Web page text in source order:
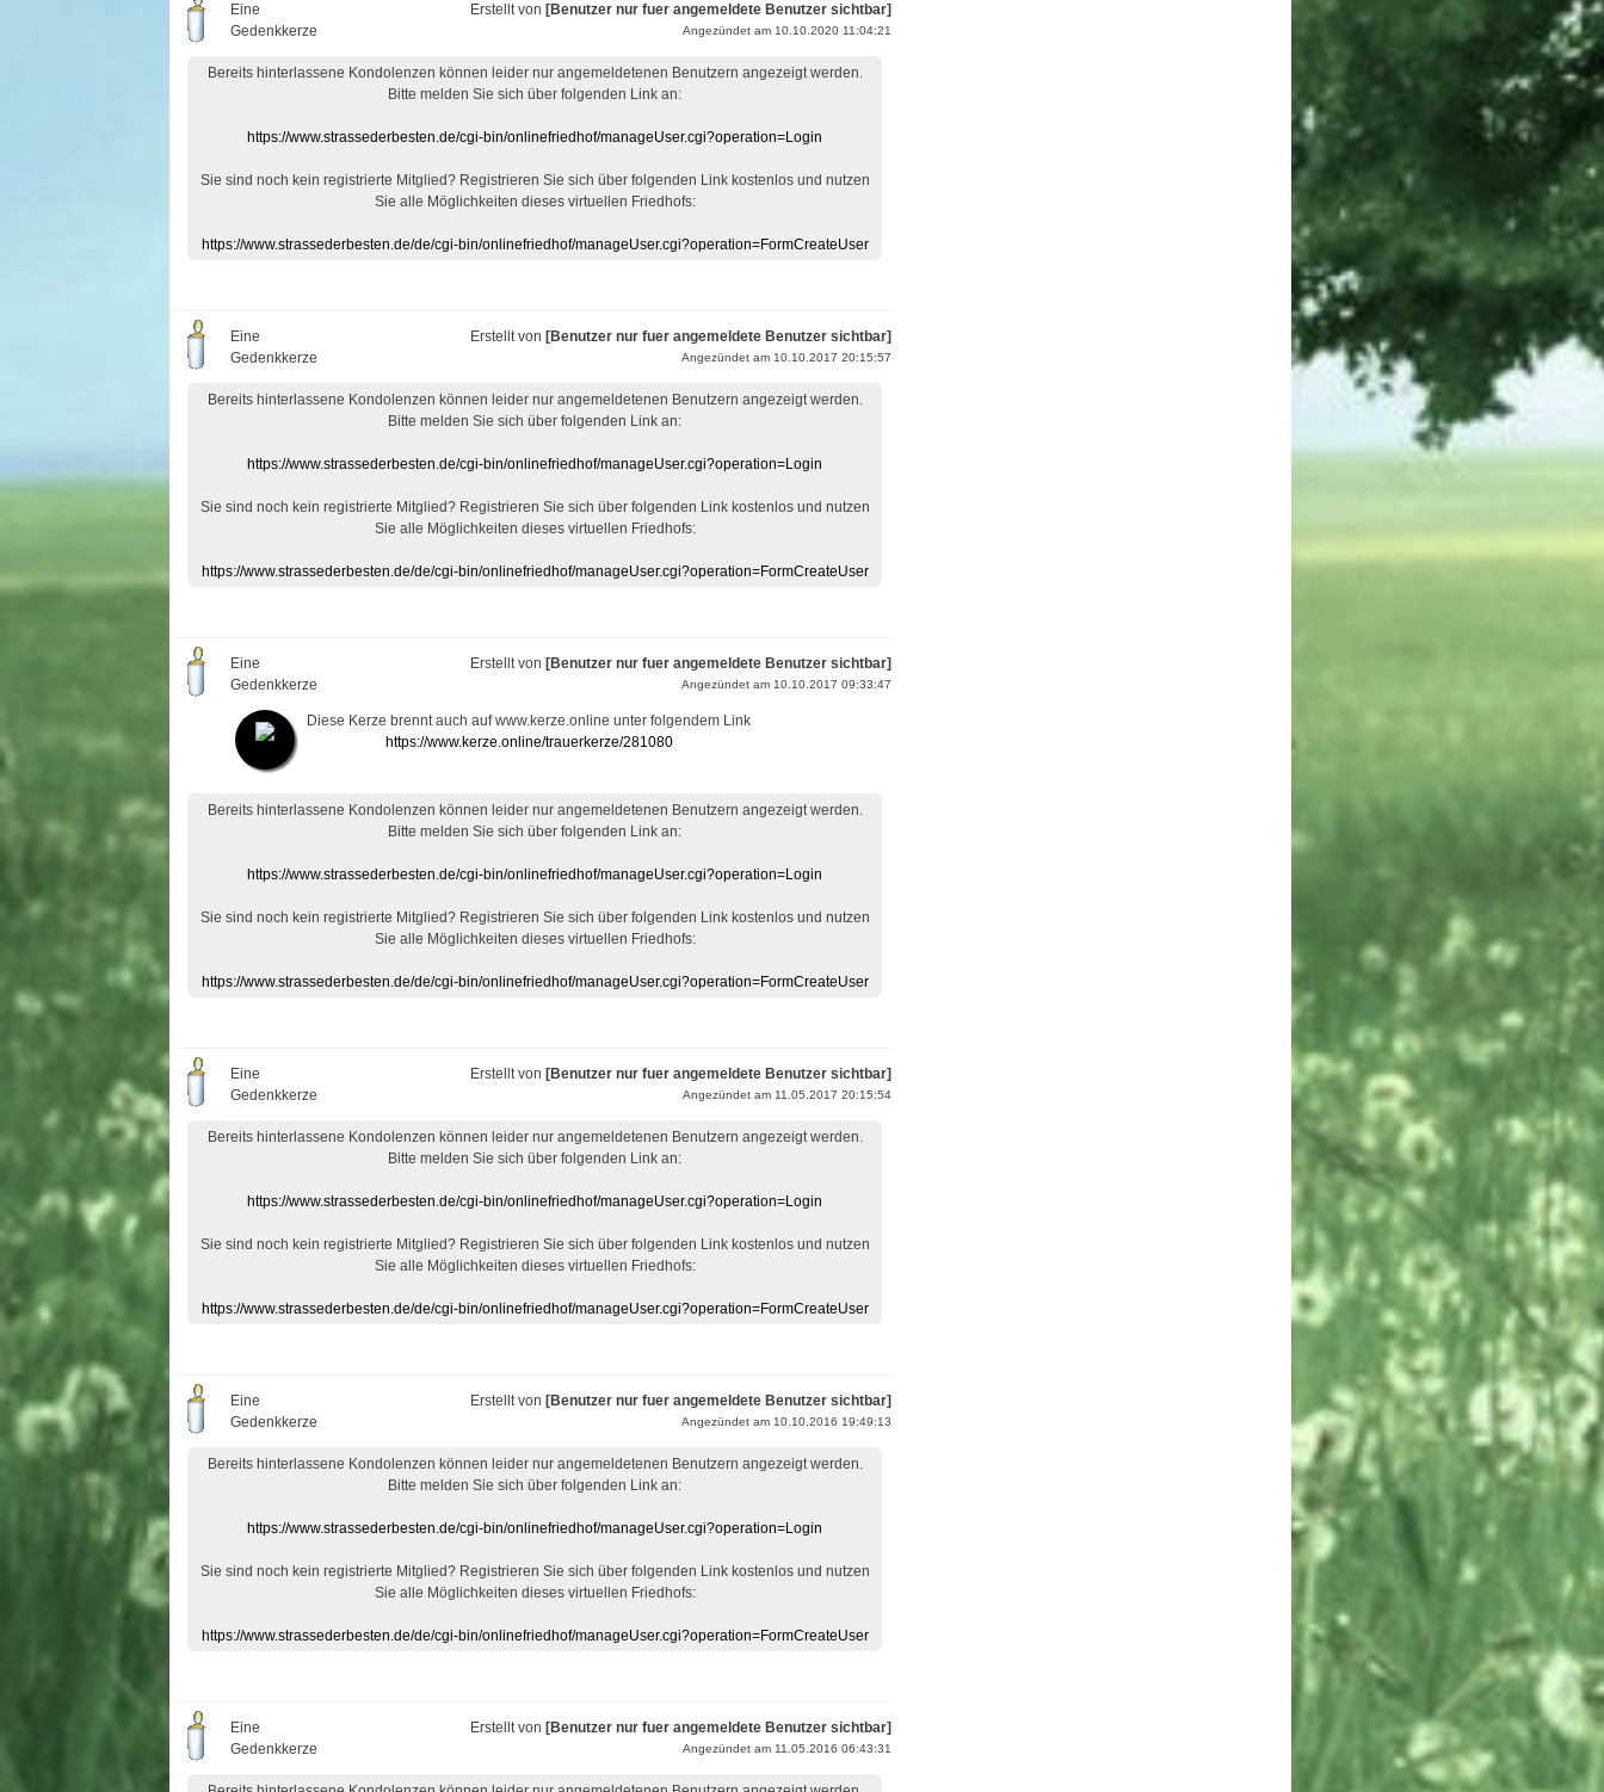
Eine
Gedenkkerze
Erstellt von [Benutzer nur fuer angemeldete Benutzer sichtbar]
Angezündet am 10.10.2020 11:04:21
Bereits hinterlassene Kondolenzen können leider nur angemeldetenen Benutzern angezeigt werden.
Bitte melden Sie sich über folgenden Link an:
https://www.strassederbesten.de/cgi-bin/onlinefriedhof/manageUser.cgi?operation=Login
Sie sind noch kein registrierte Mitglied? Registrieren Sie sich über folgenden Link kostenlos und nutzen
Sie alle Möglichkeiten dieses virtuellen Friedhofs:
https://www.strassederbesten.de/de/cgi-bin/onlinefriedhof/manageUser.cgi?operation=FormCreateUser
Eine
Gedenkkerze
Erstellt von [Benutzer nur fuer angemeldete Benutzer sichtbar]
Angezündet am 10.10.2017 20:15:57
Bereits hinterlassene Kondolenzen können leider nur angemeldetenen Benutzern angezeigt werden.
Bitte melden Sie sich über folgenden Link an:
https://www.strassederbesten.de/cgi-bin/onlinefriedhof/manageUser.cgi?operation=Login
Sie sind noch kein registrierte Mitglied? Registrieren Sie sich über folgenden Link kostenlos und nutzen
Sie alle Möglichkeiten dieses virtuellen Friedhofs:
https://www.strassederbesten.de/de/cgi-bin/onlinefriedhof/manageUser.cgi?operation=FormCreateUser
Eine
Gedenkkerze
Erstellt von [Benutzer nur fuer angemeldete Benutzer sichtbar]
Angezündet am 10.10.2017 09:33:47
Diese Kerze brennt auch auf www.kerze.online unter folgendem Link
https://www.kerze.online/trauerkerze/281080
Bereits hinterlassene Kondolenzen können leider nur angemeldetenen Benutzern angezeigt werden.
Bitte melden Sie sich über folgenden Link an:
https://www.strassederbesten.de/cgi-bin/onlinefriedhof/manageUser.cgi?operation=Login
Sie sind noch kein registrierte Mitglied? Registrieren Sie sich über folgenden Link kostenlos und nutzen
Sie alle Möglichkeiten dieses virtuellen Friedhofs:
https://www.strassederbesten.de/de/cgi-bin/onlinefriedhof/manageUser.cgi?operation=FormCreateUser
Eine
Gedenkkerze
Erstellt von [Benutzer nur fuer angemeldete Benutzer sichtbar]
Angezündet am 11.05.2017 20:15:54
Bereits hinterlassene Kondolenzen können leider nur angemeldetenen Benutzern angezeigt werden.
Bitte melden Sie sich über folgenden Link an:
https://www.strassederbesten.de/cgi-bin/onlinefriedhof/manageUser.cgi?operation=Login
Sie sind noch kein registrierte Mitglied? Registrieren Sie sich über folgenden Link kostenlos und nutzen
Sie alle Möglichkeiten dieses virtuellen Friedhofs:
https://www.strassederbesten.de/de/cgi-bin/onlinefriedhof/manageUser.cgi?operation=FormCreateUser
Eine
Gedenkkerze
Erstellt von [Benutzer nur fuer angemeldete Benutzer sichtbar]
Angezündet am 10.10.2016 19:49:13
Bereits hinterlassene Kondolenzen können leider nur angemeldetenen Benutzern angezeigt werden.
Bitte melden Sie sich über folgenden Link an:
https://www.strassederbesten.de/cgi-bin/onlinefriedhof/manageUser.cgi?operation=Login
Sie sind noch kein registrierte Mitglied? Registrieren Sie sich über folgenden Link kostenlos und nutzen
Sie alle Möglichkeiten dieses virtuellen Friedhofs:
https://www.strassederbesten.de/de/cgi-bin/onlinefriedhof/manageUser.cgi?operation=FormCreateUser
Eine
Gedenkkerze
Erstellt von [Benutzer nur fuer angemeldete Benutzer sichtbar]
Angezündet am 11.05.2016 06:43:31